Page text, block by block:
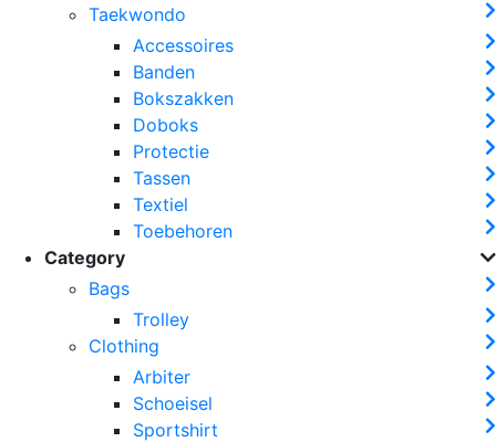
Taekwondo
Accessoires
Banden
Bokszakken
Doboks
Protectie
Tassen
Textiel
Toebehoren
Category
Bags
Trolley
Clothing
Arbiter
Schoeisel
Sportshirt